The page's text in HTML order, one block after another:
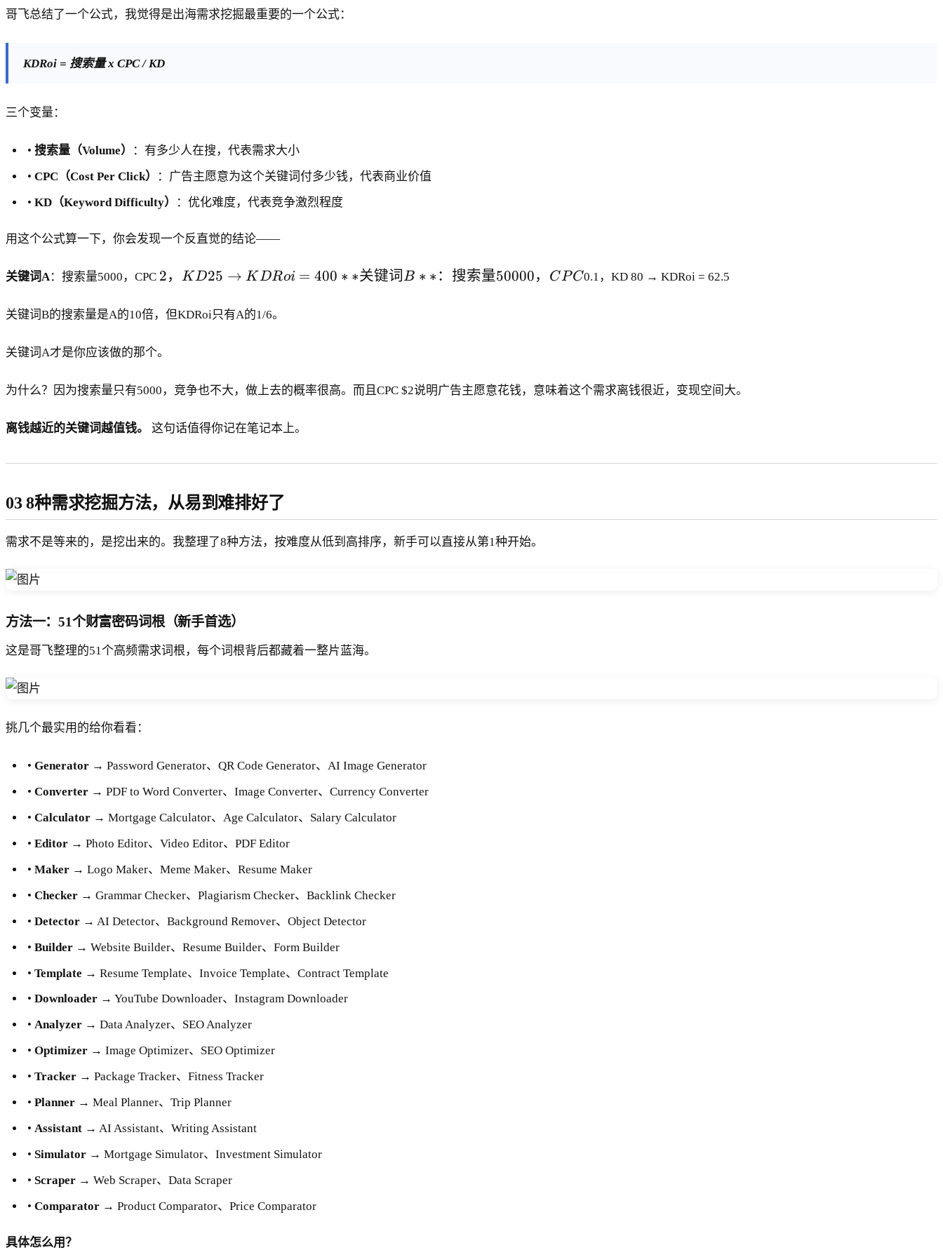
哥飞总结了一个公式，我觉得是出海需求挖掘最重要的一个公式：
KDRoi = 搜索量 x CPC / KD
三个变量：
•搜索量（Volume）
：有多少人在搜，代表需求大小
•CPC（Cost Per Click）
：广告主愿意为这个关键词付多少钱，代表商业价值
•KD（Keyword Difficulty） ：优化难度，代表竞争激烈程度
用这个公式算一下，你会发现一个反直觉的结论——
关键词A ：搜索量5000，CPC 2
K
D
5
K
R
=
*
B
*
*
：
0
0
，
P
C
2， K D25 → K DRoi = 400 ∗ ∗关键词B ∗ ∗ ：搜索量50000， C PC0.1，KD 80 → KDRoi = 62.5
关键词B的搜索量是A的10倍，但KDRoi只有A的1/6。
关键词A才是你应该做的那个。
为什么？因为搜索量只有5000，竞争也不大，做上去的概率很高。而且CPC $2说明广告主愿意花钱，意味着这个需求离钱很近，变现空间大。
离钱越近的关键词越值钱。 这句话值得你记在笔记本上。
03 8种需求挖掘方法，从易到难排好了
需求不是等来的，是挖出来的。我整理了8种方法，按难度从低到高排序，新手可以直接从第1种开始。
方法一：51个财富密码词根（新手首选）
这是哥飞整理的51个高频需求词根，每个词根背后都藏着一整片蓝海。
挑几个最实用的给你看看：
•Generator → Password Generator、QR Code Generator、AI Image Generator
•Converter → PDF to Word Converter、Image Converter、Currency Converter
•Calculator → Mortgage Calculator、Age Calculator、Salary Calculator
•Editor → Photo Editor、Video Editor、PDF Editor
•Maker → Logo Maker、Meme Maker、Resume Maker
•Checker → Grammar Checker、Plagiarism Checker、Backlink Checker
•Detector → AI Detector、Background Remover、Object Detector
•Builder → Website Builder、Resume Builder、Form Builder
•Template → Resume Template、Invoice Template、Contract Template
•Downloader → YouTube Downloader、Instagram Downloader
•Analyzer → Data Analyzer、SEO Analyzer
•Optimizer → Image Optimizer、SEO Optimizer
•Tracker → Package Tracker、Fitness Tracker
•Planner → Meal Planner、Trip Planner
•Assistant → AI Assistant、Writing Assistant
• Simulator → Mortgage Simulator、Investment Simulator
• Scraper → Web Scraper、Data Scraper
•Comparator → Product Comparator、Price Comparator
具体怎么用？